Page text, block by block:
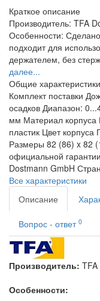
Краткое описание
Производитель: TFA
Особенности:
подходит для
держателем, без
далее...
Общие характеристики
Комплект поставки
осадков Диапазон:
мм Материал корпуса
пластик Цвет корпуса
Размеры 82 (86) x 82
официальной
Dostmann GmbH
Все характеристики
Описание
Вопрос - ответ 0
Производитель:
Особенности: